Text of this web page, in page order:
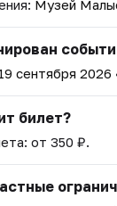
Музей
сентября 2026
билет?
от 350 ₽.